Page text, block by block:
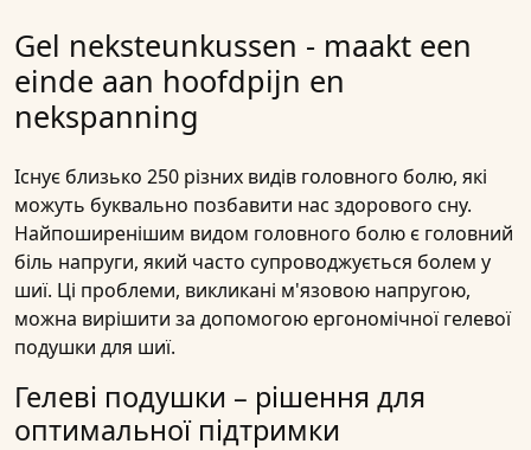
Gel neksteunkussen - maakt een
einde aan hoofdpijn en
nekspanning
Існує близько 250 різних видів головного болю, які
можуть буквально позбавити нас здорового сну.
Найпоширенішим видом головного болю є головний
біль напруги, який часто супроводжується болем у
шиї. Ці проблеми, викликані м'язовою напругою,
можна вирішити за допомогою ергономічної гелевої
подушки для шиї.
Гелеві подушки – рішення для
оптимальної підтримки